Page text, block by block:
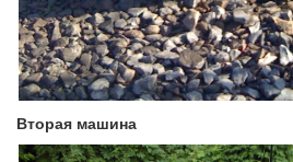
Вторая машина